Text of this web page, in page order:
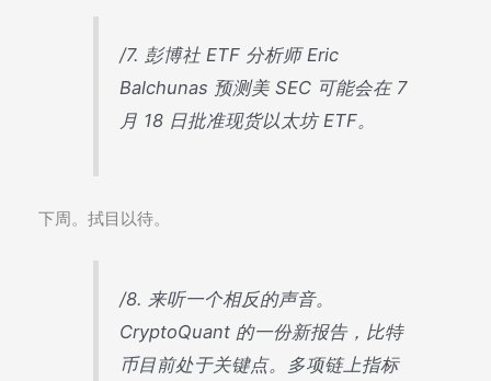
/7. 彭博社 ETF 分析师 Eric
Balchunas 预测美 SEC 可能会在 7
月 18 日批准现货以太坊 ETF。
下周。拭目以待。
/8. 来听一个相反的声音。
CryptoQuant 的一份新报告，比特
币目前处于关键点。多项链上指标